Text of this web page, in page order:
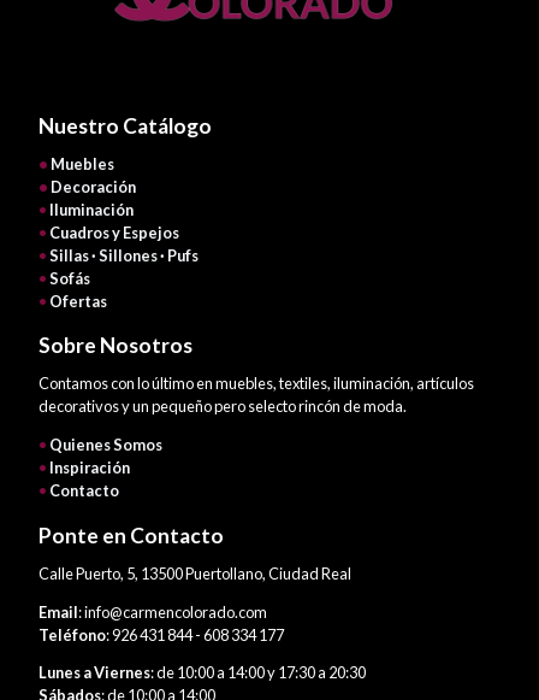
Nuestro Catálogo
• Muebles
• Decoración
• Iluminación
• Cuadros y Espejos
•Sillas · Sillones · Pufs
•Sofás
• Ofertas
Sobre Nosotros
Contamos con lo último en muebles, textiles, iluminación, artículos
decorativos y un pequeño pero selecto rincón de moda.
• Quienes Somos
• Inspiración
• Contacto
Ponte en Contacto
Calle Puerto, 5, 13500 Puertollano, Ciudad Real
Email: info@carmencolorado.com
Teléfono: 926 431 844 - 608 334 177
Lunes a Viernes: de 10:00 a 14:00 y 17:30 a 20:30
Sábados: de 10:00 a 14:00